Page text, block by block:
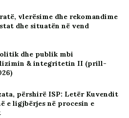
vlerësime dhe rekomandime
dhe situatën në vend
dhe publik mbi
& integritetin II (prill-
përshirë ISP: Letër Kuvendit
e ligjbërjes në procesin e